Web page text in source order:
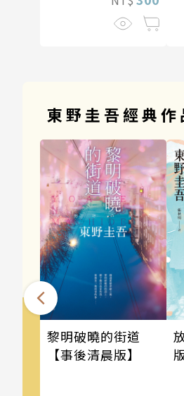
東野圭吾經典作
黎明破曉的街道
【事後清晨版】